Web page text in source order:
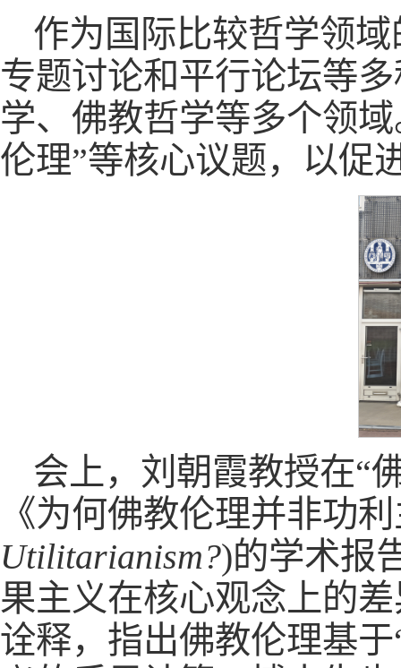
作为国际比较哲学领
专题讨论和平行论坛等
学、佛教哲学等多个领
伦理”等核心议题，以促
会上，刘朝霞教授在“
《为何佛教伦理并非功
Utilitarianism?)的学术报
果主义在核心观念上的
诠释，指出佛教伦理基